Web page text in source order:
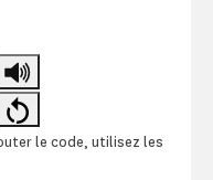
le code, utilisez les